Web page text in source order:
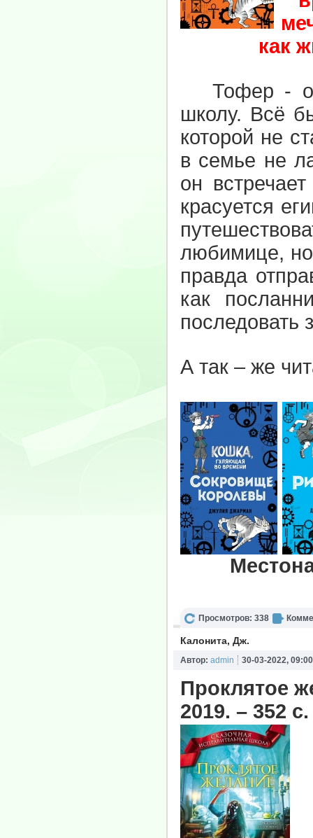
как
Тофер -
школу. Всё
которой не
в семье не
он
красуется
любимице,
правда
как
последовать
А так – же
Просмотров: 338
Калонита, Дж.
Автор: admin 30-03-2022, 09:00
Проклятое
2019. – 352